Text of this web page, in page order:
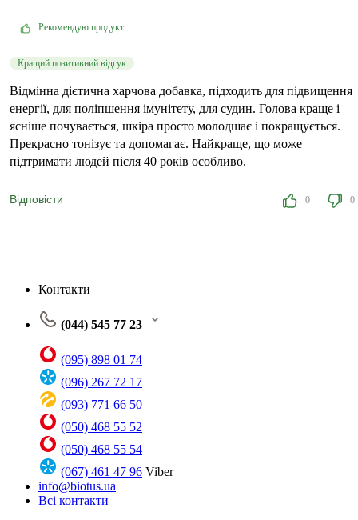
Рекомендую продукт
Кращий позитивний відгук
Відмінна дієтична харчова добавка, підходить для підвищення
енергії, для поліпшення імунітету, для судин. Голова краще і
ясніше почувається, шкіра просто молодшає і покращується.
Прекрасно тонізує та допомагає. Найкраще, що може
підтримати людей після 40 років особливо.
Відповісти 0 0
Контакти
(044) 545 77 23
(095) 898 01 74
(096) 267 72 17
(093) 771 66 50
(050) 468 55 52
(050) 468 55 54
(067) 461 47 96 Viber
info@biotus.ua
Всі контакти